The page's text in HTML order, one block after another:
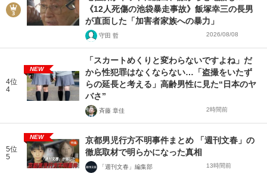
《12人死傷の池袋暴走事故》飯塚幸三の長男
が直面した「加害者家族への暴力」
守田 哲 2026/08/08
4位
4
NEW
「スカートめくりと変わらないですよね」だ
から性犯罪はなくならない…「盗撮をいたず
らの延長と考える」高齢男性に見た“日本のヤ
バさ”
斉藤 章佳 2時間前
5位
5
NEW
京都男児行方不明事件まとめ 「週刊文春」の
徹底取材で明らかになった真相
「週刊文春」編集部 13時間前